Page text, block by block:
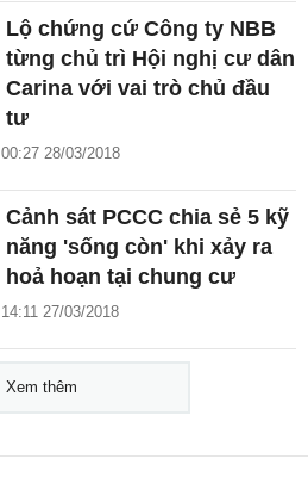
Lộ chứng cứ Công ty NBB
từng chủ trì Hội nghị cư dân
Carina với vai trò chủ đầu
tư
00:27 28/03/2018
Cảnh sát PCCC chia sẻ 5 kỹ
năng 'sống còn' khi xảy ra
hoả hoạn tại chung cư
14:11 27/03/2018
Xem thêm